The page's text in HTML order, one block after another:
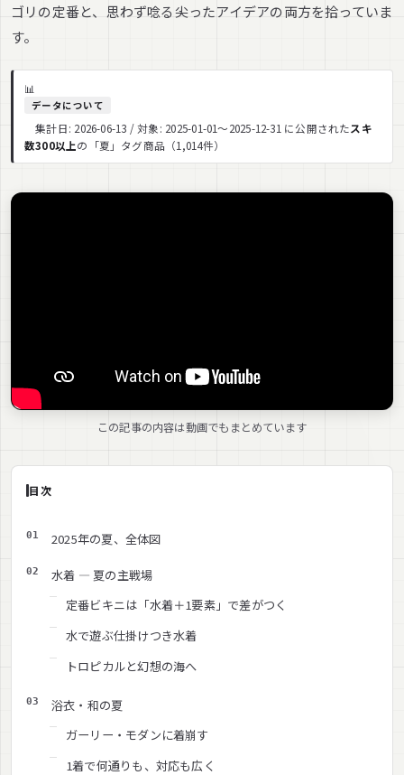
ゴリの定番と、思わず唸る尖ったアイデアの両方を拾っていま
す。
📊
データについて
集計日: 2026-06-13 / 対象: 2025-01-01〜2025-12-31 に公開されたスキ
数300以上の「夏」タグ商品（1,014件）
この記事の内容は動画でもまとめています
目次
2025年の夏、全体図
水着 — 夏の主戦場
定番ビキニは「水着＋1要素」で差がつく
水で遊ぶ仕掛けつき水着
トロピカルと幻想の海へ
浴衣・和の夏
ガーリー・モダンに着崩す
1着で何通りも、対応も広く